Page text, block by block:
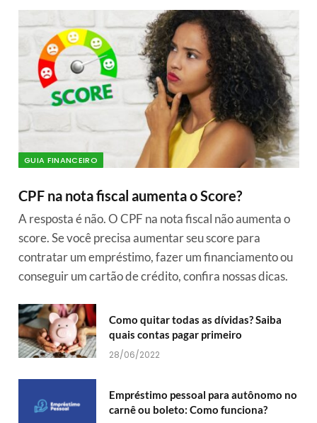
GUIA FINANCEIRO
CPF na nota fiscal aumenta o Score?
A resposta é não. O CPF na nota fiscal não aumenta o
score. Se você precisa aumentar seu score para
contratar um empréstimo, fazer um financiamento ou
conseguir um cartão de crédito, confira nossas dicas.
Como quitar todas as dívidas? Saiba
quais contas pagar primeiro
28/06/2022
Empréstimo pessoal para autônomo no
carnê ou boleto: Como funciona?